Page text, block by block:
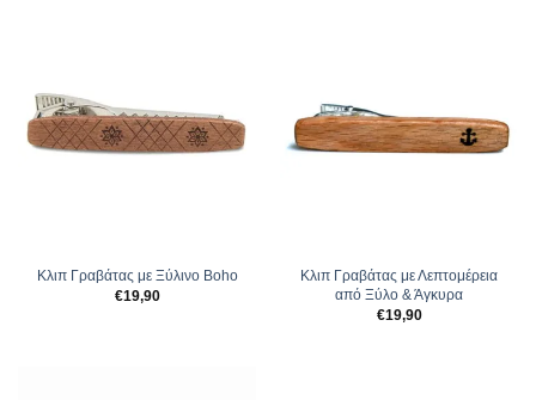
Κλιπ Γραβάτας με Ξύλινο Boho
€19,90
Κλιπ Γραβάτας με Λεπτομέρεια
από Ξύλο & Άγκυρα
€19,90